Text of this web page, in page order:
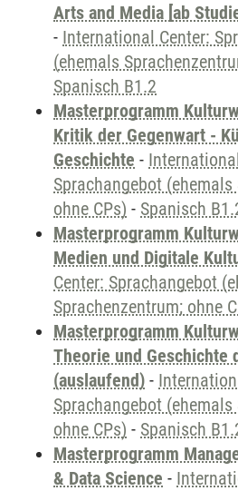
Arts and Media [ab
- International Center:
(ehemals
Spanisch B1.2
Masterprogramm
Kritik der Gegenwart -
Geschichte -
Sprachangebot
ohne CPs) - Spanisch
Masterprogramm
Medien und Digitale
Center: Sprachangebot
Sprachenzentrum; ohne
Masterprogramm
Theorie und Geschichte
(auslaufend) -
Sprachangebot
ohne CPs) - Spanisch
Masterprogramm
& Data Science -